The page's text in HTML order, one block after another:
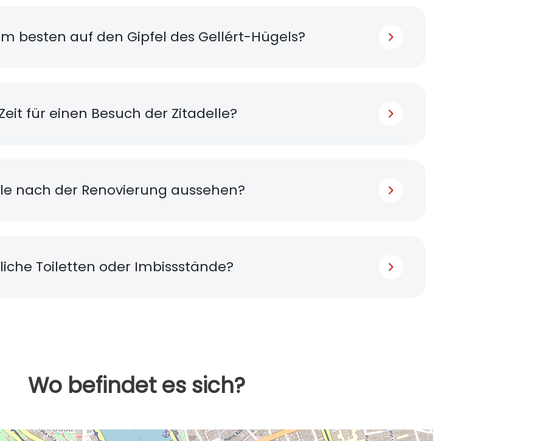
besten auf den Gipfel des Gellért-Hügels?
für einen Besuch der Zitadelle?
nach der Renovierung aussehen?
Toiletten oder Imbissstände?
Wo befindet es sich?